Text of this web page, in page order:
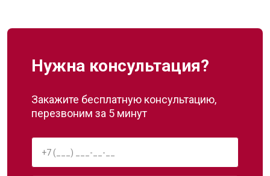
Нужна консультация?
Закажите бесплатную консультацию,
перезвоним за 5 минут